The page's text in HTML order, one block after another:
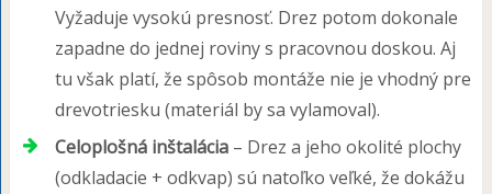
Vyžaduje vysokú presnosť. Drez potom dokonale
zapadne do jednej roviny s pracovnou doskou. Aj
tu však platí, že spôsob montáže nie je vhodný pre
drevotriesku (materiál by sa vylamoval).
Celoplošná inštalácia– Drez a jeho okolité plochy
(odkladacie + odkvap) sú natoľko veľké, že dokážu